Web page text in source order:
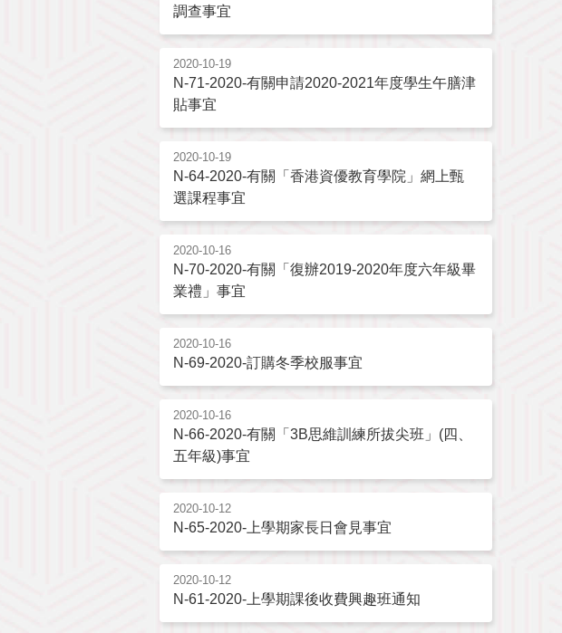
調查事宜
2020-10-19
N-71-2020-有關申請2020-2021年度學生午膳津
貼事宜
2020-10-19
N-64-2020-有關「香港資優教育學院」網上甄
選課程事宜
2020-10-16
N-70-2020-有關「復辦2019-2020年度六年級畢
業禮」事宜
2020-10-16
N-69-2020-訂購冬季校服事宜
2020-10-16
N-66-2020-有關「3B思維訓練所拔尖班」(四、
五年級)事宜
2020-10-12
N-65-2020-上學期家長日會見事宜
2020-10-12
N-61-2020-上學期課後收費興趣班通知